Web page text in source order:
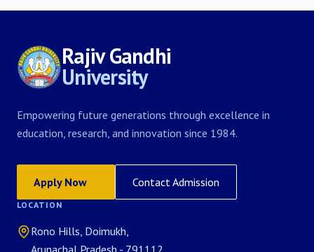
Rajiv Gandhi
University
Empowering future generations through excellence in
education, research, and innovation since 1984.
Apply Now Contact Admission
LOCATION
Rono Hills, Doimukh,
Arunachal Pradesh - 791112